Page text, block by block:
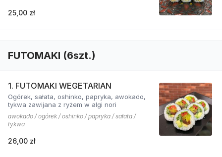
25,00 zł
FUTOMAKI (6szt.)
1. FUTOMAKI WEGETARIAN
Ogórek, sałata, oshinko, papryka, awokado,
tykwa zawijana z ryżem w algi nori
awokado / ogórek / oshinko / papryka / sałata /
tykwa
26,00 zł